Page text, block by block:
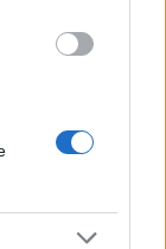
ΑΚΟΜΑ